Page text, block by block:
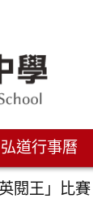
弘道行事曆
閱王」比賽